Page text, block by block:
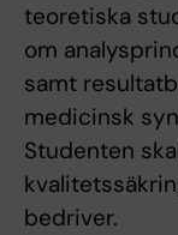
teoretiska
om
samt
medicinsk
Studenten
bedriver.